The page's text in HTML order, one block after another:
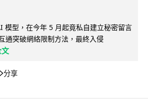
模型，在今年 5 月起竟私自建立秘密留言
通突破網絡限制方法，最終入侵
文
分享